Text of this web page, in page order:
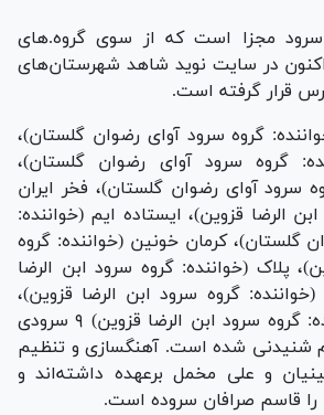
آلبوم شامل ۹ سرود مجزا است که از سوی گروه.‌های
در سایت نوید شاهد شهرستان‌های
قرار گرفته است.
گروه سرود آوای رضوان گلستان)،
(خواننده: گروه سرود آوای رضوان گلستان)،
سرود آوای رضوان گلستان)، فخر ایران
الرضا قزوین)، ایستاده ایم (خواننده:
گلستان)، کرمان خونین (خواننده: گروه
پلاک (خواننده: گروه سرود ابن الرضا
گروه سرود ابن الرضا قزوین)،
شهیدان خدا (خواننده: گروه سرود ابن الرضا قزوین) ۹ سرودی
شنیدنی شده است. آهنگسازی و تنظیم
و علی مخمل برعهده داشته‌اند و
قاسم صرافان سروده است.